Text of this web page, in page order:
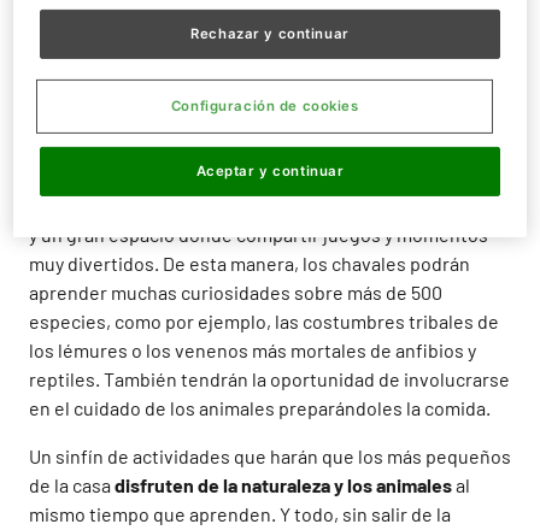
adentrarse en los diferentes ecosistemas naturales,
aprender a reconocer las huellas de los animales, buscar
vigilado por el gran esqueleto del T-Rex, e incluso
fabricar con sus manos jabón y papel reciclado.
Los campamentos urbanos de Faunia ofrecen diferentes
y un gran espacio donde compartir juegos y momentos
muy divertidos. De esta manera, los chavales podrán
aprender muchas curiosidades sobre más de 500
especies, como por ejemplo, las costumbres tribales de
los lémures o los venenos más mortales de anfibios y
reptiles. También tendrán la oportunidad de involucrarse
en el cuidado de los animales preparándoles la comida.
Un sinfín de actividades que harán que los más pequeños
de la casadisfruten de la naturaleza y los animalesal
mismo tiempo que aprenden. Y todo, sin salir de la
Rechazar y continuar
Aceptar y continuar
Configuración de cookies